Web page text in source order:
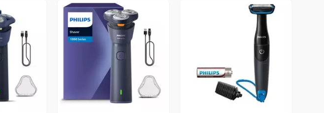
Vista Previa Vista Previa